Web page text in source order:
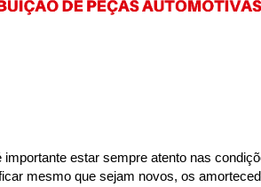
estar sempre atento nas
mesmo que sejam novos, os